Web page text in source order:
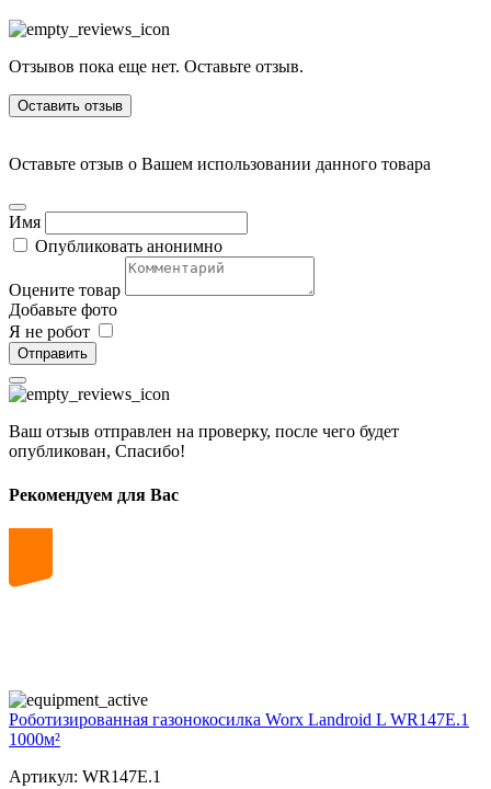
Отзывов пока еще нет. Оставьте отзыв.
Оставить отзыв
Оставьте отзыв о Вашем использовании данного товара
Имя
Опубликовать анонимно
Оцените товар
Добавьте фото
Я не робот
Отправить
Ваш отзыв отправлен на проверку, после чего будет
опубликован, Спасибо!
Рекомендуем для Вас
Роботизированная газонокосилка Worx Landroid L WR147E.1
1000м²
Артикул: WR147E.1